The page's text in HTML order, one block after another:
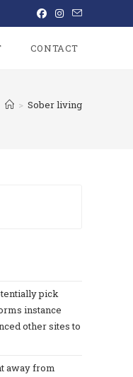
CONTACT
> Sober living
pick
instance
other sites to
away from